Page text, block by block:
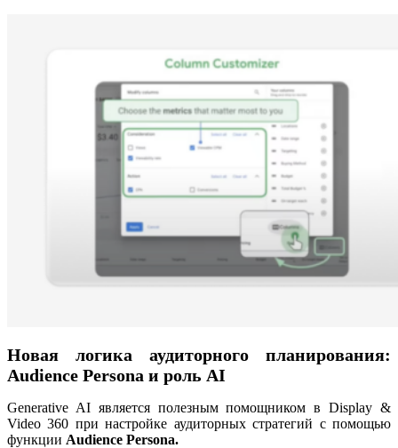
Новая логика аудиторного планирования:
Audience Persona и роль AI
Generative AI является полезным помощником в Display &
Video 360 при настройке аудиторных стратегий с помощью
функции Audience Persona.